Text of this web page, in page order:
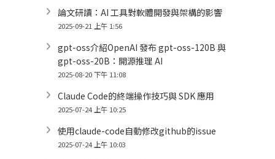
論文研讀：AI 工具對軟體開發與架構的影響
2025-09-21 上午 1:56
gpt-oss介紹OpenAI 發布 gpt-oss-120B 與
gpt-oss-20B：開源推理 AI
2025-08-20 下午 11:08
Claude Code的終端操作技巧與 SDK 應用
2025-07-24 上午 10:25
使用claude-code自動修改github的issue
2025-07-24 上午 10:03